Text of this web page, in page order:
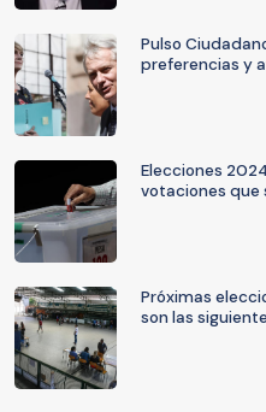
Pulso
preferencias y
Elecciones
votaciones que
Próximas
son las